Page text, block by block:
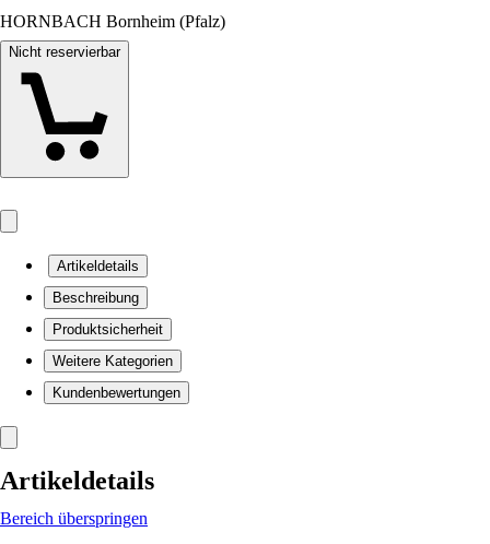
HORNBACH Bornheim (Pfalz)
Nicht reservierbar
Artikeldetails
Beschreibung
Produktsicherheit
Weitere Kategorien
Kundenbewertungen
Artikeldetails
Bereich überspringen